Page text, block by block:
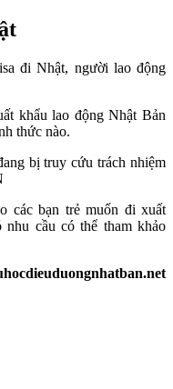
đi Nhật, người lao động
khẩu lao động Nhật Bản
thức nào.
bị truy cứu trách nhiệm
các bạn trẻ muốn đi xuất
cầu có thể tham khảo